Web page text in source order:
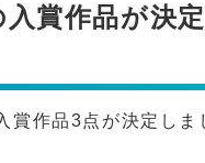
賞作品が決
賞作品3点が決定しま